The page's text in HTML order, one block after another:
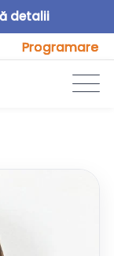
detalii
Programare